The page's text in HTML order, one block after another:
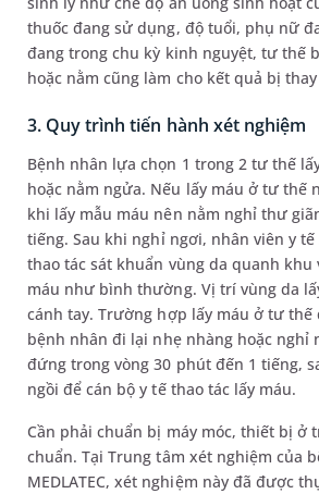
thuốc đang sử dụng, độ tuổi, phụ nữ
đang trong chu kỳ kinh nguyệt, tư thế
hoặc nằm cũng làm cho kết quả bị
3. Quy trình tiến hành xét nghiệm
Bệnh nhân lựa chọn 1 trong 2 tư thế
hoặc nằm ngửa. Nếu lấy máu ở tư thế
khi lấy mẫu máu nên nằm nghỉ thư
tiếng. Sau khi nghỉ ngơi, nhân viên y
thao tác sát khuẩn vùng da quanh khu
máu như bình thường. Vị trí vùng da
cánh tay. Trường hợp lấy máu ở tư
bệnh nhân đi lại nhẹ nhàng hoặc nghỉ
đứng trong vòng 30 phút đến 1 tiếng,
ngồi để cán bộ y tế thao tác lấy máu.
Cần phải chuẩn bị máy móc, thiết bị ở
chuẩn. Tại Trung tâm xét nghiệm của
MEDLATEC, xét nghiệm này đã được